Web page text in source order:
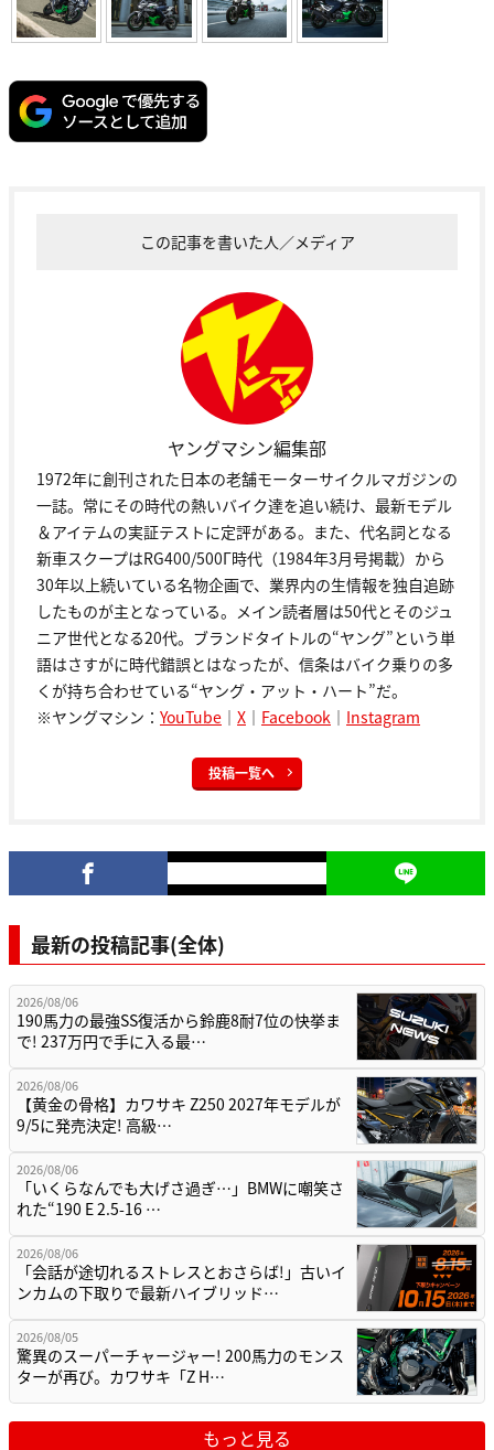
この記事を書いた人／メディア
ヤングマシン編集部
1972年に創刊された日本の老舗モーターサイクルマガジンの
一誌。常にその時代の熱いバイク達を追い続け、最新モデル
＆アイテムの実証テストに定評がある。また、代名詞となる
新車スクープはRG400/500Γ時代（1984年3月号掲載）から
30年以上続いている名物企画で、業界内の生情報を独自追跡
したものが主となっている。メイン読者層は50代とそのジュ
ニア世代となる20代。ブランドタイトルの“ヤング”という単
語はさすがに時代錯誤とはなったが、信条はバイク乗りの多
くが持ち合わせている“ヤング・アット・ハート”だ。
※ヤングマシン： YouTube ｜ X ｜ Facebook ｜ Instagram
投稿一覧へ
最新の投稿記事(全体)
2026/08/06
190馬力の最強SS復活から鈴鹿8耐7位の快挙ま
で! 237万円で手に入る最…
2026/08/06
【黄金の骨格】カワサキ Z250 2027年モデルが
9/5に発売決定! 高級…
2026/08/06
「いくらなんでも大げさ過ぎ…」BMWに嘲笑さ
れた“190 E 2.5-16 …
2026/08/06
「会話が途切れるストレスとおさらば!」古いイ
ンカムの下取りで最新ハイブリッド…
2026/08/05
驚異のスーパーチャージャー! 200馬力のモンス
ターが再び。カワサキ「Z H…
もっと見る